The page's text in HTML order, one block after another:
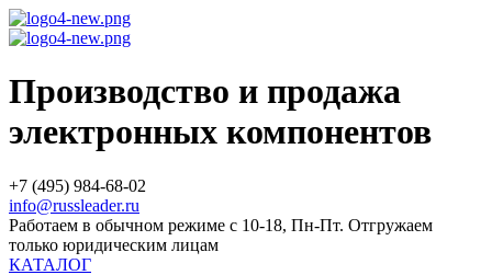
Производство и продажа
электронных компонентов
+7 (495) 984-68-02
info@russleader.ru
Работаем в обычном режиме с 10-18, Пн-Пт. Отгружаем
только юридическим лицам
КАТАЛОГ